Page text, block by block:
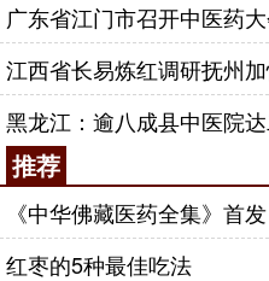
广东省江门市召开中医药
黑龙江：逾八成县中医院
推荐
《中华佛藏医药全集》首发
红枣的5种最佳吃法